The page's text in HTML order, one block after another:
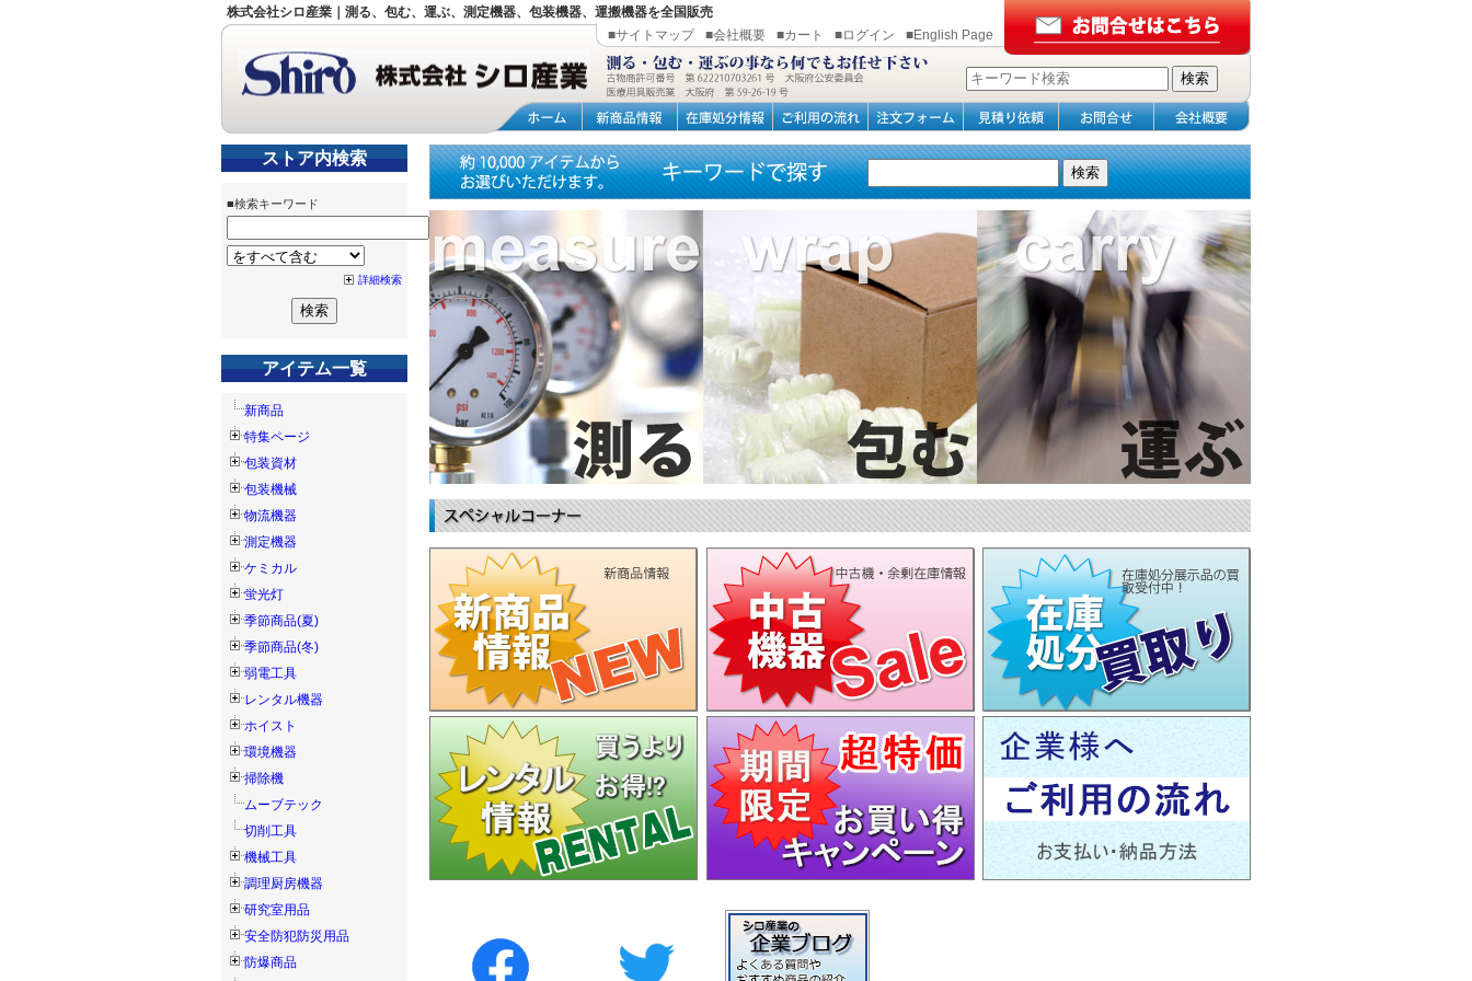
株式会社シロ産業｜測る、包む、運ぶ、測定機器、包装機器、運搬機器を全国販売
■サイトマップ
■会社概要 ■カート ■ログイン ■English Page
ストア内検索
■検索キーワード
詳細検索
アイテム一覧
新商品
特集ページ
包装資材
包装機械
物流機器
測定機器
ケミカル
蛍光灯
季節商品(夏)
季節商品(冬)
弱電工具
レンタル機器
ホイスト
環境機器
掃除機
ムーブテック
切削工具
機械工具
調理厨房機器
研究室用品
安全防犯防災用品
防爆商品
検索